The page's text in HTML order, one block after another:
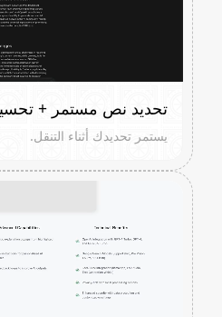
تحديد نص مستمر +
يستمر تحديدك أثناء التنقل.